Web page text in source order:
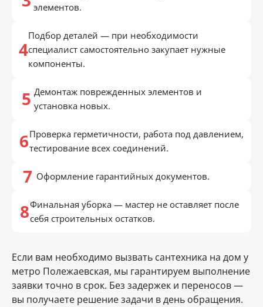
элементов.
Подбор деталей — при необходимости
специалист самостоятельно закупает нужные
компоненты.
Демонтаж поврежденных элементов и
установка новых.
Проверка герметичности, работа под давлением,
тестирование всех соединений.
Оформление гарантийных документов.
Финальная уборка — мастер не оставляет после
себя строительных остатков.
Если вам необходимо вызвать сантехника на дом у
метро Полежаевская, мы гарантируем выполнение
заявки точно в срок. Без задержек и переносов —
вы получаете решение задачи в день обращения.